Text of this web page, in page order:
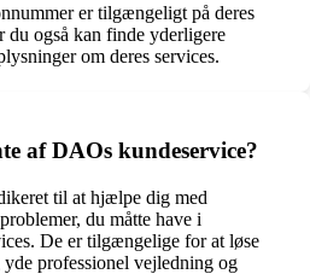
er tilgængeligt på deres
også kan finde yderligere
om deres services.
af DAOs kundeservice?
til at hjælpe dig med
du måtte have i
De er tilgængelige for at løse
professionel vejledning og